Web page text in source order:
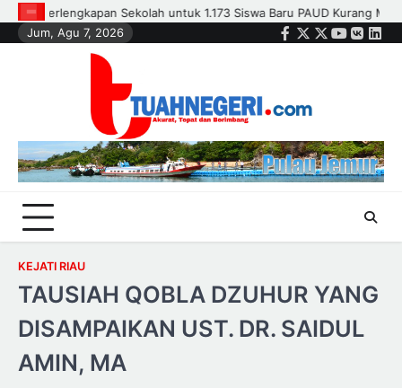
Skip
to
Polsek Kandis dan Petani Bersinergi, Jaga Jagung Tetap
Jum, Agu 7, 2026
Facebook
Twitter
Instagram
Youtube
VK
KEJATI RIAU
TAUSIAH QOBLA DZUHUR YANG
DISAMPAIKAN UST. DR. SAIDUL
AMIN, MA